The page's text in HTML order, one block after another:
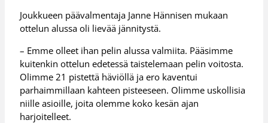
Joukkueen päävalmentaja Janne Hännisen mukaan
ottelun alussa oli lievää jännitystä.
– Emme olleet ihan pelin alussa valmiita. Pääsimme
kuitenkin ottelun edetessä taistelemaan pelin voitosta.
Olimme 21 pistettä häviöllä ja ero kaventui
parhaimmillaan kahteen pisteeseen. Olimme uskollisia
niille asioille, joita olemme koko kesän ajan
harjoitelleet.